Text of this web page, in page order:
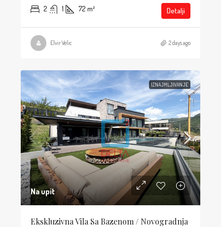
2 1 72 m² Detalji
Elvir Velic 2 days ago
IZNAJMLJIVANJE
Na upit
Ekskluzivna Vila Sa Bazenom / Novogradnja